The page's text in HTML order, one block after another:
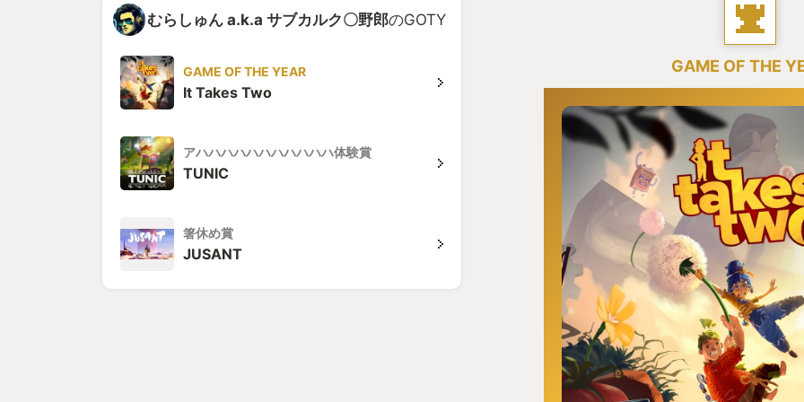
むらしゅん a.k.a サブカルク〇野郎のGOTY
GAME OF THE YEAR
It Takes Two
アハハハハハハハハハハハ体験賞
TUNIC
箸休め賞
JUSANT
GAME OF THE